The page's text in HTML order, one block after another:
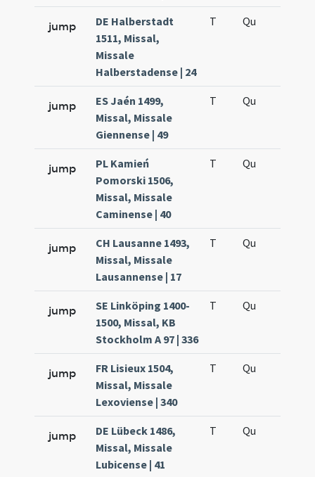
jump
DE Halberstadt
1511, Missal,
Missale
Halberstadense | 24
T Qu
jump
ES Jaén 1499,
Missal, Missale
Giennense | 49
T Qu
jump
PL Kamień
Pomorski 1506,
Missal, Missale
Caminense | 40
T Qu
jump
CH Lausanne 1493,
Missal, Missale
Lausannense | 17
T Qu
jump
SE Linköping 1400-
1500, Missal, KB
Stockholm A 97 | 336
T Qu
jump
FR Lisieux 1504,
Missal, Missale
Lexoviense | 340
T Qu
jump
DE Lübeck 1486,
Missal, Missale
Lubicense | 41
T Qu